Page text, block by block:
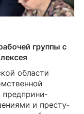
группы с
области
предприни­
и престу­